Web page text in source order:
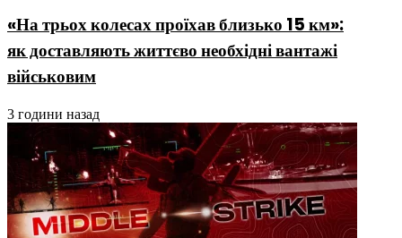
«На трьох колесах проїхав близько 15 км»:
як доставляють життєво необхідні вантажі
військовим
3 години назад